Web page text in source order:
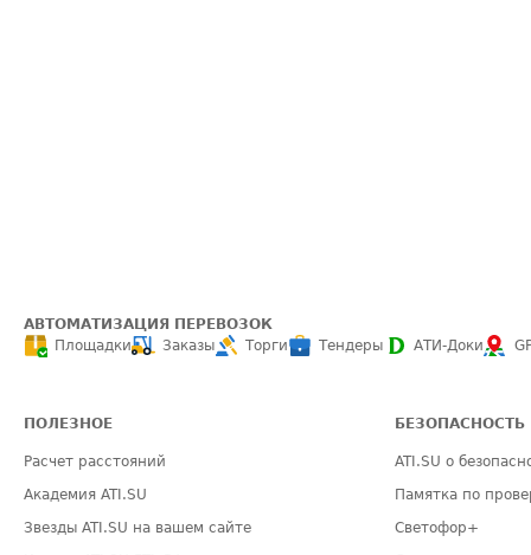
АВТОМАТИЗАЦИЯ ПЕРЕВОЗОК
Площадки
Заказы Торги Тендеры АТИ-Доки
ПОЛЕЗНОЕ
Расчет расстояний
Академия ATI.SU
Звезды ATI.SU на вашем сайте
БЕЗОПАСНОСТЬ
ATI.SU о
Памятка по
Светофор+